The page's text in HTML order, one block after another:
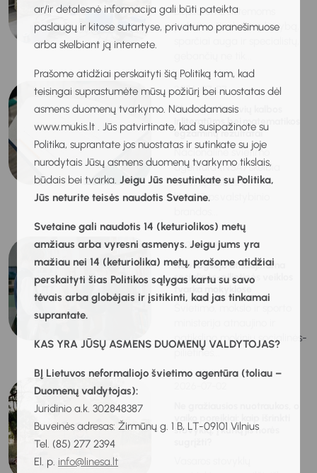
ar/ir detalesnė informacija gali būti pateikta
paslaugų ir kitose sutartyse, privatumo pranešimuose
arba skelbiant ją internete.
Prašome atidžiai perskaityti šią Politiką tam, kad
teisingai suprastumėte mūsų požiūrį bei nuostatas dėl
asmens duomenų tvarkymo. Naudodamasis
www.mukis.lt . Jūs patvirtinate, kad susipažinote su
Politika, suprantate jos nuostatas ir sutinkate su joje
nurodytais Jūsų asmens duomenų tvarkymo tikslais,
būdais bei tvarka. Jeigu Jūs nesutinkate su Politika,
Jūs neturite teisės naudotis Svetaine.
Svetaine gali naudotis 14 (keturiolikos) metų
amžiaus arba vyresni asmenys. Jeigu jums yra
mažiau nei 14 (keturiolika) metų, prašome atidžiai
perskaityti šias Politikos sąlygas kartu su savo
tėvais arba globėjais ir įsitikinti, kad jas tinkamai
suprantate.
KAS YRA JŪSŲ ASMENS DUOMENŲ VALDYTOJAS?
BĮ Lietuvos neformaliojo švietimo agentūra (toliau –
Duomenų valdytojas):
Juridinio a.k. 302848387
Buveinės adresas: Žirmūnų g. 1 B, LT-09101 Vilnius
Tel. (85) 277 2394
El. p. info@linesa.lt
Bepilotėms sistemoms
pakeitus šiuolaikinę karybą,
2026-07-07
Skelbiami lietuvių kalbos
ir literatūros bei matematikos
egzaminų rezultatai
Nacionalinė švietimo
agentūra (NŠA) skelbia
lietuvių kalbos ir
literatūros valstybinio
2026-07-03
Nuo rugsėjo atnaujinama
socialinės-pilietinės veiklos
tvarka mokyklose
Švietimo, mokslo ir sporto
patikslino mokinių socialinės-
pilietinės...
stovyklą, į kurią jis norės